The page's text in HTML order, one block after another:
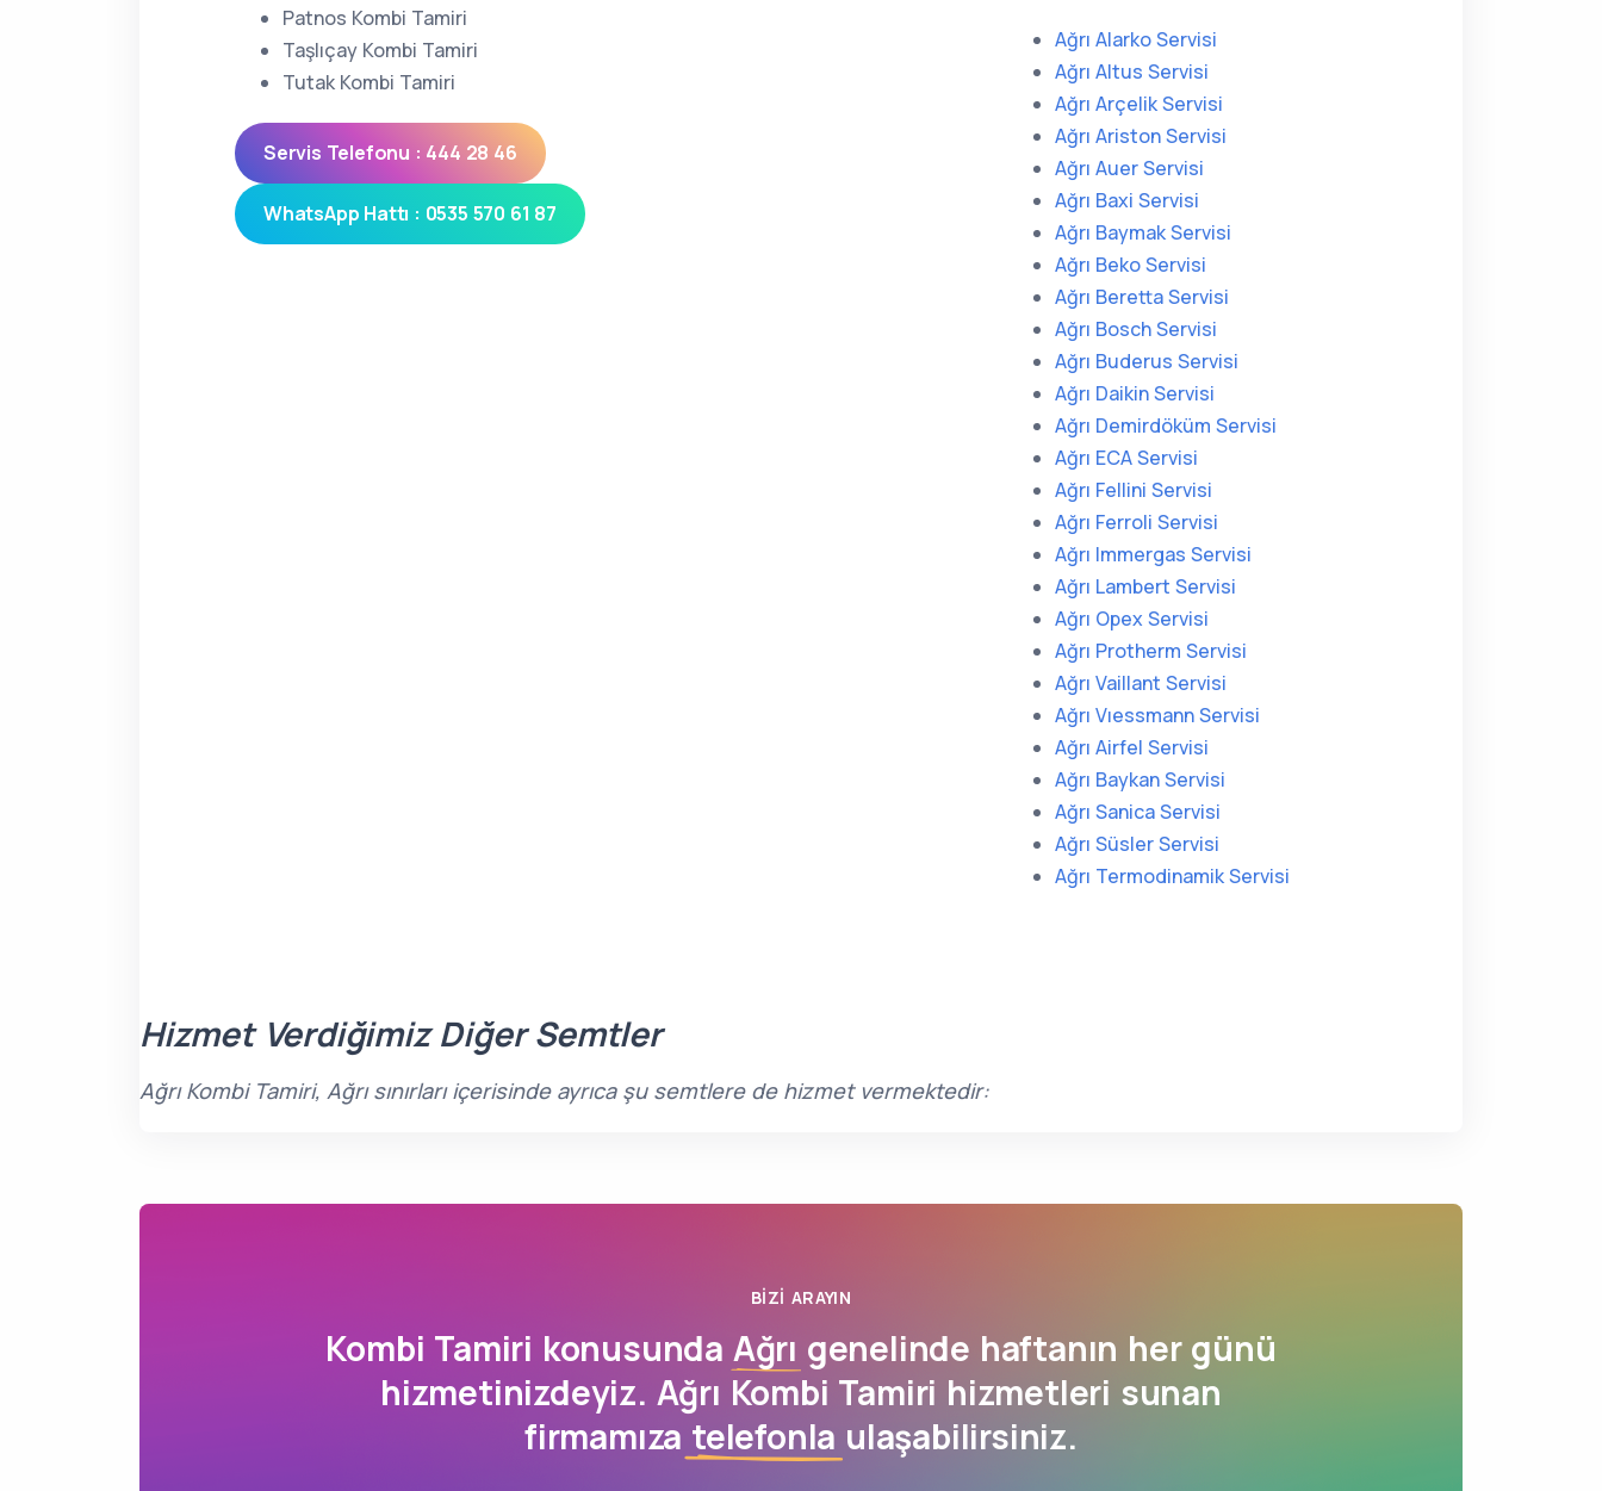
Patnos Kombi Tamiri
Taşlıçay Kombi Tamiri
Tutak Kombi Tamiri
Servis Telefonu : 444 28 46
WhatsApp Hattı : 0535 570 61 87
Ağrı Alarko Servisi
Ağrı Altus Servisi
Ağrı Arçelik Servisi
Ağrı Ariston Servisi
Ağrı Auer Servisi
Ağrı Baxi Servisi
Ağrı Baymak Servisi
Ağrı Beko Servisi
Ağrı Beretta Servisi
Ağrı Bosch Servisi
Ağrı Buderus Servisi
Ağrı Daikin Servisi
Ağrı Demirdöküm Servisi
Ağrı ECA Servisi
Ağrı Fellini Servisi
Ağrı Ferroli Servisi
Ağrı Immergas Servisi
Ağrı Lambert Servisi
Ağrı Opex Servisi
Ağrı Protherm Servisi
Ağrı Vaillant Servisi
Ağrı Vıessmann Servisi
Ağrı Airfel Servisi
Ağrı Baykan Servisi
Ağrı Sanica Servisi
Ağrı Süsler Servisi
Ağrı Termodinamik Servisi
Hizmet Verdiğimiz Diğer Semtler
Ağrı Kombi Tamiri, Ağrı sınırları içerisinde ayrıca şu semtlere de hizmet vermektedir:
BIZI ARAYIN
Kombi Tamiri konusunda Ağrı genelinde haftanın her günü
hizmetinizdeyiz. Ağrı Kombi Tamiri hizmetleri sunan
firmamıza telefonla ulaşabilirsiniz.